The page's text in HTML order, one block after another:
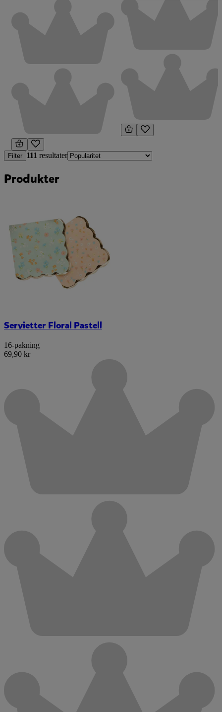
Filter 111 resultater
Produkter
Servietter Floral Pastell
16-pakning
69,90 kr